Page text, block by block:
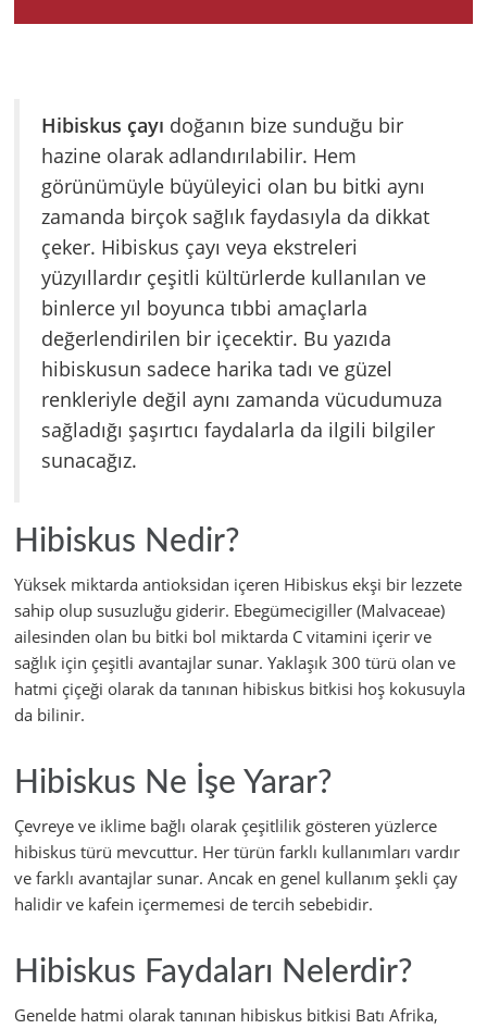
Hibiskus çayı doğanın bize sunduğu bir
hazine olarak adlandırılabilir. Hem
görünümüyle büyüleyici olan bu bitki aynı
zamanda birçok sağlık faydasıyla da dikkat
çeker. Hibiskus çayı veya ekstreleri
yüzyıllardır çeşitli kültürlerde kullanılan ve
binlerce yıl boyunca tıbbi amaçlarla
değerlendirilen bir içecektir. Bu yazıda
hibiskusun sadece harika tadı ve güzel
renkleriyle değil aynı zamanda vücudumuza
sağladığı şaşırtıcı faydalarla da ilgili bilgiler
sunacağız.
Hibiskus Nedir?
Yüksek miktarda antioksidan içeren Hibiskus ekşi bir lezzete
sahip olup susuzluğu giderir. Ebegümecigiller (Malvaceae)
ailesinden olan bu bitki bol miktarda C vitamini içerir ve
sağlık için çeşitli avantajlar sunar. Yaklaşık 300 türü olan ve
hatmi çiçeği olarak da tanınan hibiskus bitkisi hoş kokusuyla
da bilinir.
Hibiskus Ne İşe Yarar?
Çevreye ve iklime bağlı olarak çeşitlilik gösteren yüzlerce
hibiskus türü mevcuttur. Her türün farklı kullanımları vardır
ve farklı avantajlar sunar. Ancak en genel kullanım şekli çay
halidir ve kafein içermemesi de tercih sebebidir.
Hibiskus Faydaları Nelerdir?
Genelde hatmi olarak tanınan hibiskus bitkisi Batı Afrika,